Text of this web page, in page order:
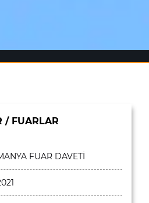
/ FUARLAR
FUAR DAVETİ